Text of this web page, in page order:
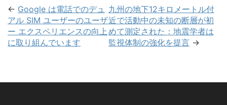
← Google は電話でのデュ
アル SIM ユーザーのユーザ
ー エクスペリエンスの向上
に取り組んでいます
九州の地下12キロメートル付
近で活動中の未知の断層が初
めて測定された：地震学者は
監視体制の強化を提言→